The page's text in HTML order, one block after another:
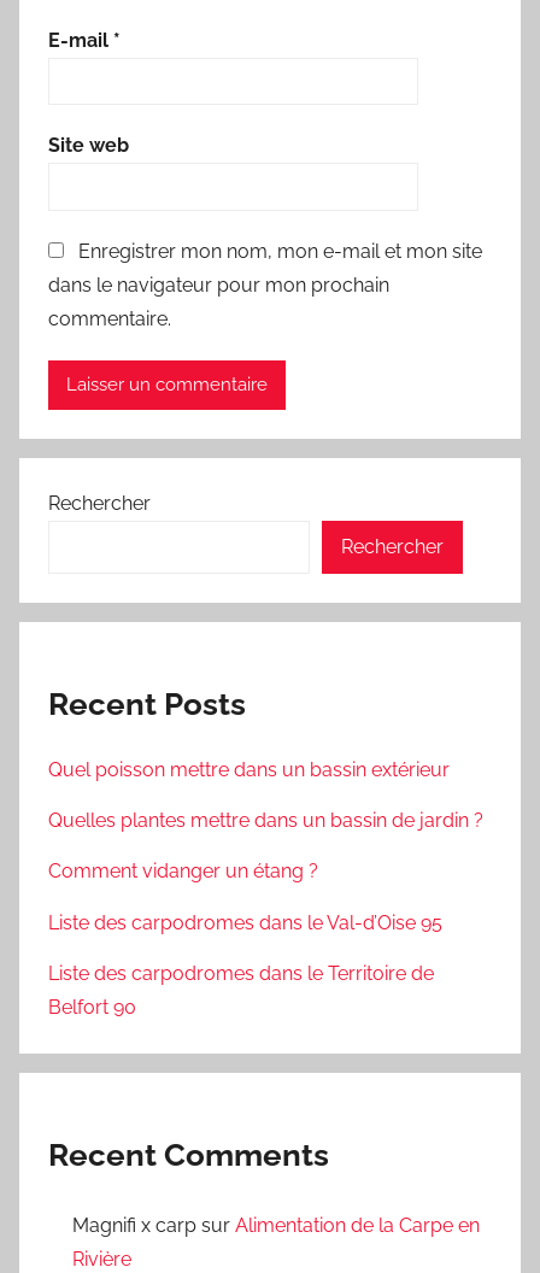
E-mail *
Site web
Enregistrer mon nom, mon e-mail et mon site
dans le navigateur pour mon prochain
commentaire.
Rechercher
Rechercher
Recent Posts
Quel poisson mettre dans un bassin extérieur
Quelles plantes mettre dans un bassin de jardin ?
Comment vidanger un étang ?
Liste des carpodromes dans le Val-d’Oise 95
Liste des carpodromes dans le Territoire de
Belfort 90
Recent Comments
Magnifi x carp sur Alimentation de la Carpe en
Rivière